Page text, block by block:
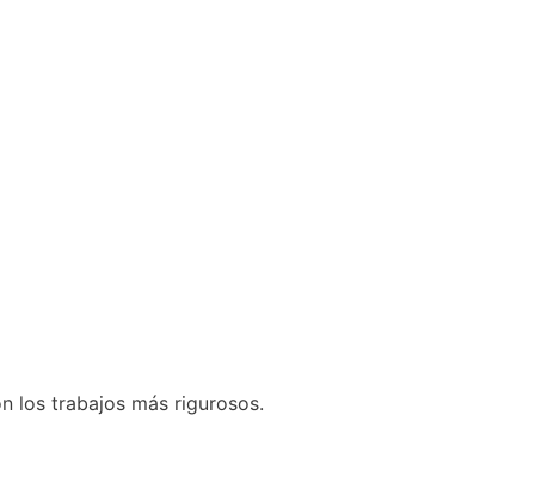
los trabajos más rigurosos.